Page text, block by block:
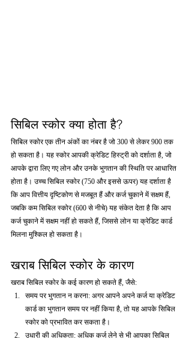
सिबिल स्कोर क्या होता है?
सिबिल स्कोर एक तीन अंकों का नंबर है जो 300 से लेकर 900 तक
हो सकता है। यह स्कोर आपकी क्रेडिट हिस्ट्री को दर्शाता है, जो
आपके द्वारा लिए गए लोन और उनके भुगतान की स्थिति पर आधारित
होता है। उच्च सिबिल स्कोर (750 और इससे ऊपर) यह दर्शाता है
कि आप वित्तीय दृष्टिकोण से मजबूत हैं और कर्ज चुकाने में सक्षम हैं,
जबकि कम सिबिल स्कोर (600 से नीचे) यह संकेत देता है कि आप
कर्ज चुकाने में सक्षम नहीं हो सकते हैं, जिससे लोन या क्रेडिट कार्ड
मिलना मुश्किल हो सकता है।
खराब सिबिल स्कोर के कारण
खराब सिबिल स्कोर के कई कारण हो सकते हैं, जैसे:
समय पर भुगतान न करना: अगर आपने अपने कर्ज या क्रेडिट
कार्ड का भुगतान समय पर नहीं किया है, तो यह आपके सिबिल
स्कोर को प्रभावित कर सकता है।
उधारी की अधिकता: अधिक कर्ज लेने से भी आपका सिबिल